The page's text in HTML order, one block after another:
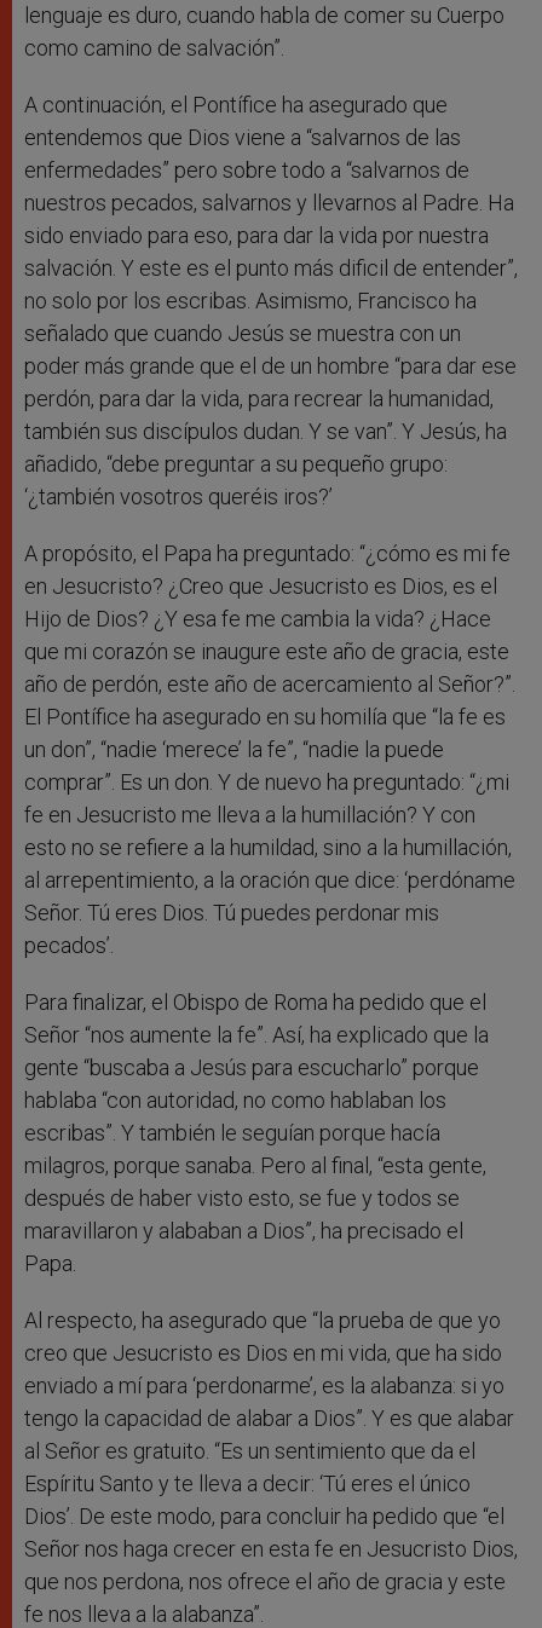
lenguaje es duro, cuando habla de comer su Cuerpo
como camino de salvación”.
A continuación, el Pontífice ha asegurado que
entendemos que Dios viene a “salvarnos de las
enfermedades” pero sobre todo a “salvarnos de
nuestros pecados, salvarnos y llevarnos al Padre. Ha
sido enviado para eso, para dar la vida por nuestra
salvación. Y este es el punto más dificil de entender”,
no solo por los escribas. Asimismo, Francisco ha
señalado que cuando Jesús se muestra con un
poder más grande que el de un hombre “para dar ese
perdón, para dar la vida, para recrear la humanidad,
también sus discípulos dudan. Y se van”. Y Jesús, ha
añadido, “debe preguntar a su pequeño grupo:
‘¿también vosotros queréis iros?’
A propósito, el Papa ha preguntado: “¿cómo es mi fe
en Jesucristo? ¿Creo que Jesucristo es Dios, es el
Hijo de Dios? ¿Y esa fe me cambia la vida? ¿Hace
que mi corazón se inaugure este año de gracia, este
año de perdón, este año de acercamiento al Señor?”.
El Pontífice ha asegurado en su homilía que “la fe es
un don”, “nadie ‘merece’ la fe”, “nadie la puede
comprar”. Es un don. Y de nuevo ha preguntado: “¿mi
fe en Jesucristo me lleva a la humillación? Y con
esto no se refiere a la humildad, sino a la humillación,
al arrepentimiento, a la oración que dice: ‘perdóname
Señor. Tú eres Dios. Tú puedes perdonar mis
pecados’.
Para finalizar, el Obispo de Roma ha pedido que el
Señor “nos aumente la fe”. Así, ha explicado que la
gente “buscaba a Jesús para escucharlo” porque
hablaba “con autoridad, no como hablaban los
escribas”. Y también le seguían porque hacía
milagros, porque sanaba. Pero al final, “esta gente,
después de haber visto esto, se fue y todos se
maravillaron y alababan a Dios”, ha precisado el
Papa.
Al respecto, ha asegurado que “la prueba de que yo
creo que Jesucristo es Dios en mi vida, que ha sido
enviado a mí para ‘perdonarme’, es la alabanza: si yo
tengo la capacidad de alabar a Dios”. Y es que alabar
al Señor es gratuito. “Es un sentimiento que da el
Espíritu Santo y te lleva a decir: ‘Tú eres el único
Dios’. De este modo, para concluir ha pedido que “el
Señor nos haga crecer en esta fe en Jesucristo Dios,
que nos perdona, nos ofrece el año de gracia y este
fe nos lleva a la alabanza”.